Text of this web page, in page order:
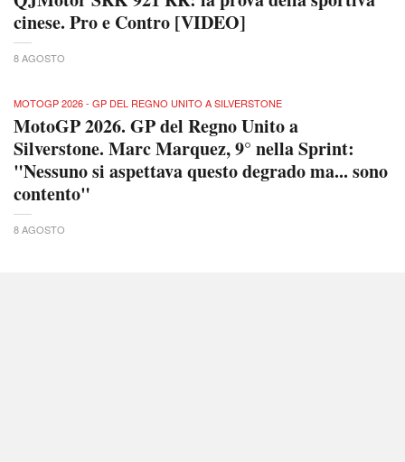
cinese. Pro e Contro [VIDEO]
8 AGOSTO
MOTOGP 2026 - GP DEL REGNO UNITO A SILVERSTONE
MotoGP 2026. GP del Regno Unito a
Silverstone. Marc Marquez, 9° nella Sprint:
"Nessuno si aspettava questo degrado ma... sono
contento"
8 AGOSTO